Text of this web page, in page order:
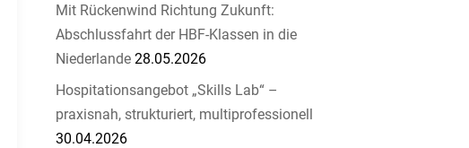
Mit Rückenwind Richtung Zukunft:
Abschlussfahrt der HBF-Klassen in die
Niederlande 28.05.2026
Hospitationsangebot „Skills Lab“ –
praxisnah, strukturiert, multiprofessionell
30.04.2026